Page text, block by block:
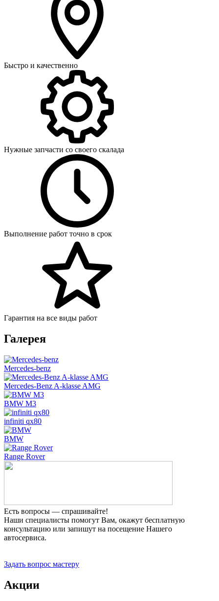
Быстро и качественно
Нужные запчасти со своего скалада
Выполнение работ точно в срок
Гарантия на все виды работ
Галерея
Mercedes-benz
Mercedes-Benz A-klasse AMG
BMW M3
infiniti qx80
BMW
Range Rover
Есть вопросы — спрашивайте!
Наши специалисты помогут Вам, окажут бесплатную
консультацию или запишут на посещение Нашего
автосервиса.
Задать вопрос мастеру
Акции